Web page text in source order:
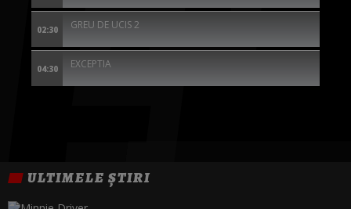
02:30 GREU DE UCIS 2
04:30 EXCEPTIA
ULTIMELE ȘTIRI